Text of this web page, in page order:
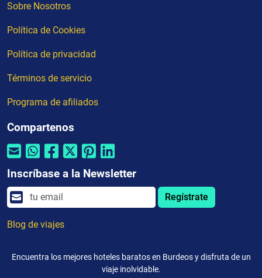
Sobre Nosotros
Política de Cookies
Política de privacidad
Términos de servicio
Programa de afiliados
Compartenos
Inscríbase a la Newsletter
Regístrate
Blog de viajes
Encuentra los mejores hoteles baratos en Burdeos y disfruta de un
viaje inolvidable.